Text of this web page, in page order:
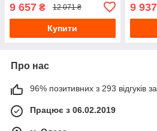
9 657 ₴ 12 071 ₴
Купити
9 937
Про нас
96% позитивних з 293 відгуків за
Працює з 06.02.2019